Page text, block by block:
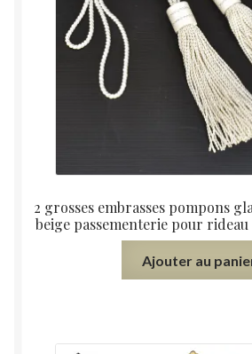
2 grosses embrasses pompons
beige passementerie pour
Ajouter au